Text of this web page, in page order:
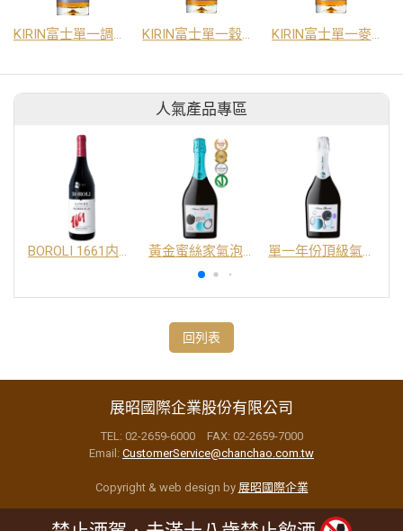
KIRIN富士單一調和日本威士忌 KIRIN富士單一穀物日本威士忌 KIRIN富士單一麥芽日本威士忌
人氣產品專區
BOROLI 1661内比奧羅紅酒 DOC 黃金蜜絲家氣泡酒 DOC 單一年份頂級氣泡酒 DOC
回列表
展昭國際企業股份有限公司
TEL: 02-2659-6000 FAX: 02-2659-7000
Email: CustomerService@chanchao.com.tw
Copyright & web design by 展昭國際企業